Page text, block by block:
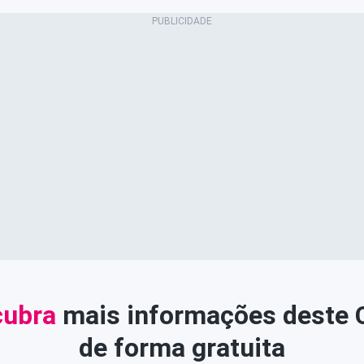
mais informações deste
de forma gratuita